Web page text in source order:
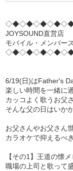
JOYSOUND直営店
モバイル・メンバー
6/19(日)はFather's
楽しい時間を一緒に
カッコよく歌うお父
そんな父の日はいか
お父さんやお父さん
カラオケで抑えるべ
【その1】王道の懐
職場の上司と歌って